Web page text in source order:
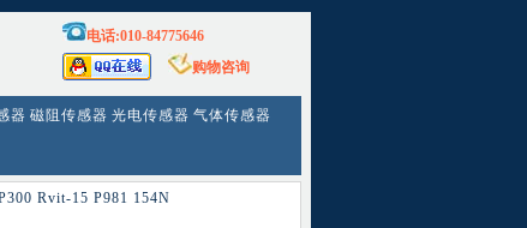
电话:010-84775646
购物咨询
器 磁阻传感器 光电传感器 气体传感器
Rvit-15 P981 154N